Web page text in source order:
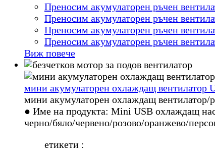
Преносим акумулаторен ръчен
Преносим акумулаторен ръчен
Преносим акумулаторен ръчен
Преносим акумулаторен ръчен
Виж повече
мини акумулаторен охлаждащ вентилатор
мини акумулаторен охлаждащ
● Име на продукта: Mini USB охлаждащ
черно/бяло/червено/розово/оранжево/
етикети :